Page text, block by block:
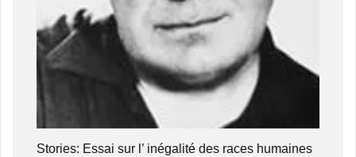
Stories: Essai sur l’ inégalité des races humaines